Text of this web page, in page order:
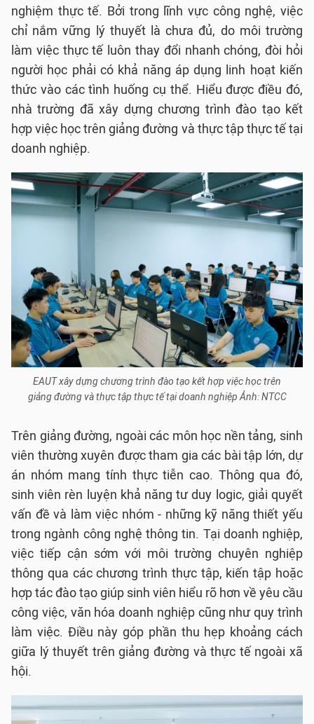
nghiệm thực tế. Bởi trong lĩnh vực công nghệ, việc
chỉ nắm vững lý thuyết là chưa đủ, do môi trường
làm việc thực tế luôn thay đổi nhanh chóng, đòi hỏi
người học phải có khả năng áp dụng linh hoạt kiến
thức vào các tình huống cụ thể. Hiểu được điều đó,
nhà trường đã xây dựng chương trình đào tạo kết
hợp việc học trên giảng đường và thực tập thực tế tại
doanh nghiệp.
EAUT xây dựng chương trình đào tạo kết hợp việc học trên
giảng đường và thực tập thực tế tại doanh nghiệp Ảnh: NTCC
Trên giảng đường, ngoài các môn học nền tảng, sinh
viên thường xuyên được tham gia các bài tập lớn, dự
án nhóm mang tính thực tiễn cao. Thông qua đó,
sinh viên rèn luyện khả năng tư duy logic, giải quyết
vấn đề và làm việc nhóm - những kỹ năng thiết yếu
trong ngành công nghệ thông tin. Tại doanh nghiệp,
việc tiếp cận sớm với môi trường chuyên nghiệp
thông qua các chương trình thực tập, kiến tập hoặc
hợp tác đào tạo giúp sinh viên hiểu rõ hơn về yêu cầu
công việc, văn hóa doanh nghiệp cũng như quy trình
làm việc. Điều này góp phần thu hẹp khoảng cách
giữa lý thuyết trên giảng đường và thực tế ngoài xã
hội.